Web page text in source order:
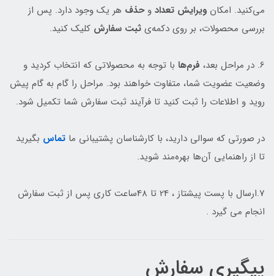
می‌کنید. امکان ویرایش تعداد وحذف هر یک وجود دارد. پس از
بررسی محصولات، بر روی دکمه‌ی ثبت سفارش کلیک کنید.
6. در مراحل بعد، فرم‌ها با توجه به محصولاتی که انتخاب کردید و
وضعیت عضویت شما، متفاوت خواهند بود. مراحل را گام به گام پیش
روید و اطلاعات را ثبت کنید تا فرآیند ثبت سفارش شما تکمیل شود.
در صورتی که سوالی دارید، با کارشناسان پشتیبانی ما تماس بگیرید
تا از راهنمایی آن‌ها بهره‌مند شوید.
7.ارسال با پست پیشتاز ، 24 تا 48ساعت کاری پس از ثبت سفارش
انجام می گیرد .
پیگیری سفارش